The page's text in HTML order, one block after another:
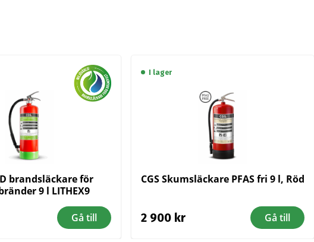
brandsläckare för
9 l LITHEX9
Gå till
I lager
CGS Skumsläckare PFAS fri 9 l, Röd
2 900 kr Gå till